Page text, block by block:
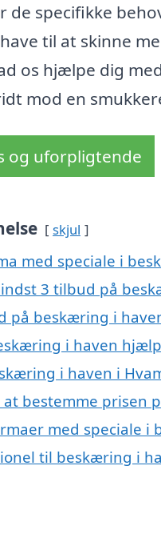
de specifikke
til at skinne
os hjælpe dig
mod en
og uforpligtende
skjul
med speciale i
3 tilbud på
på beskæring i
i haven
i haven i
bestemme prisen
med speciale i
til beskæring i